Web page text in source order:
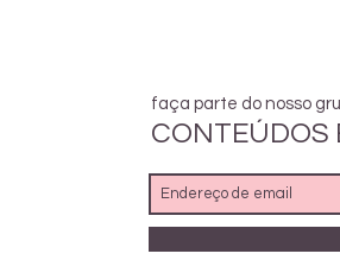
faça parte do nosso
CONTEÚDOS